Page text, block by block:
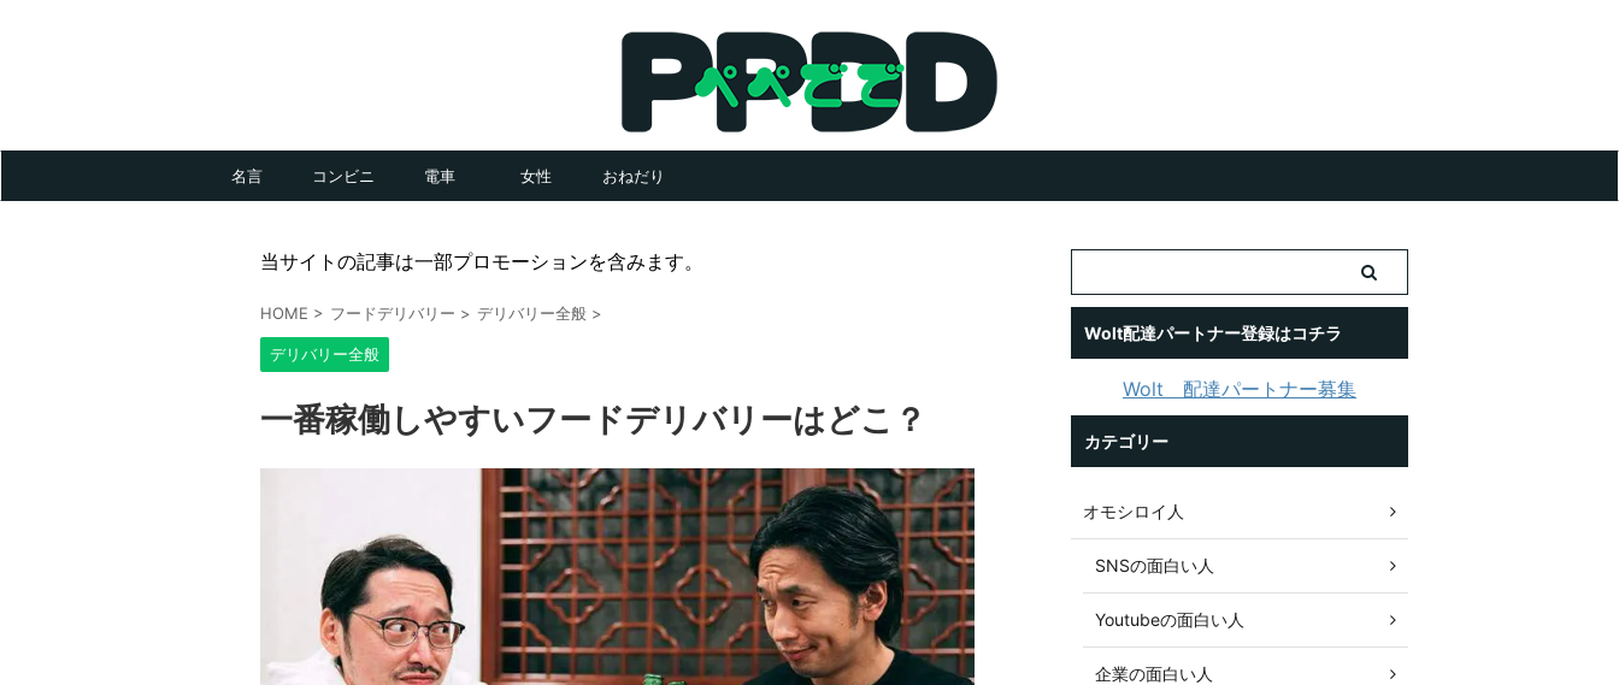
名言 コンビニ 電車 女性 おねだり
当サイトの記事は一部プロモーションを含みます。
HOME > フードデリバリー > デリバリー全般 >
デリバリー全般
一番稼働しやすいフードデリバリーはどこ？
Wolt配達パートナー登録はコチラ
Wolt 配達パートナー募集
カテゴリー
オモシロイ人
SNSの面白い人
Youtubeの面白い人
企業の面白い人